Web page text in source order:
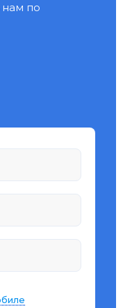
по